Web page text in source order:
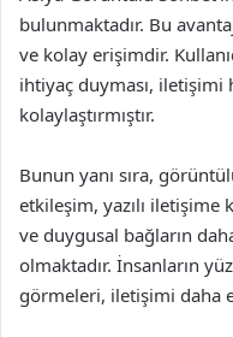
bulunmaktadır. Bu
ve kolay erişimdir.
ihtiyaç duyması, iletişimi
kolaylaştırmıştır.
Bunun yanı sıra,
etkileşim, yazılı iletişime
ve duygusal bağların
olmaktadır. İnsanların
görmeleri, iletişimi daha